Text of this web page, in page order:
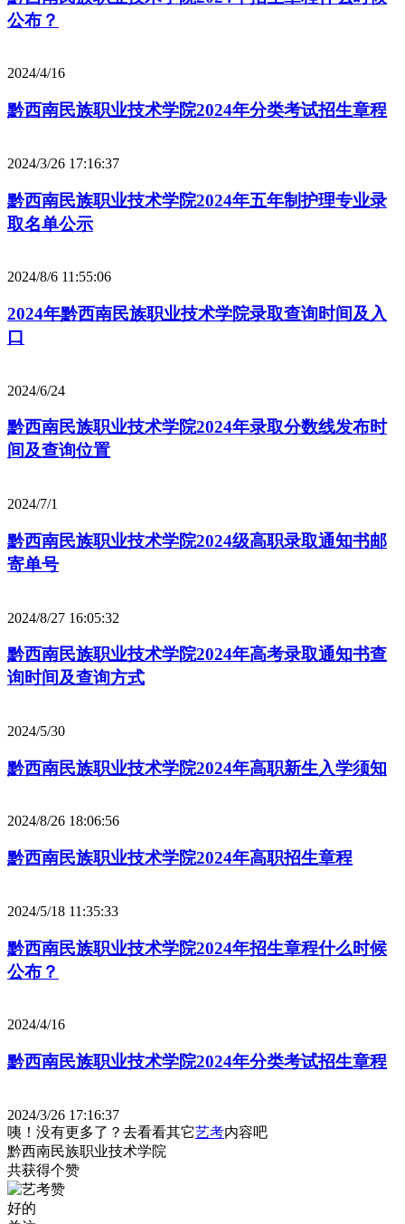
公布？
2024/4/16
黔西南民族职业技术学院2024年分类考试招生章程
2024/3/26 17:16:37
黔西南民族职业技术学院2024年五年制护理专业录
取名单公示
2024/8/6 11:55:06
2024年黔西南民族职业技术学院录取查询时间及入
口
2024/6/24
黔西南民族职业技术学院2024年录取分数线发布时
间及查询位置
2024/7/1
黔西南民族职业技术学院2024级高职录取通知书邮
寄单号
2024/8/27 16:05:32
黔西南民族职业技术学院2024年高考录取通知书查
询时间及查询方式
2024/5/30
黔西南民族职业技术学院2024年高职新生入学须知
2024/8/26 18:06:56
黔西南民族职业技术学院2024年高职招生章程
2024/5/18 11:35:33
黔西南民族职业技术学院2024年招生章程什么时候
公布？
2024/4/16
黔西南民族职业技术学院2024年分类考试招生章程
2024/3/26 17:16:37
咦！没有更多了？去看看其它艺考内容吧
黔西南民族职业技术学院
共获得个赞
好的